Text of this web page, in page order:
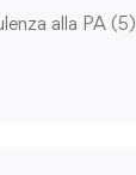
alla PA (5)